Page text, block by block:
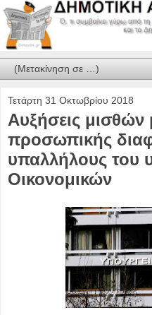
Τετάρτη 31 Οκτωβρίου 2018
Αυξήσεις
προσωπικής
υπαλλήλους του
Οικονομικών